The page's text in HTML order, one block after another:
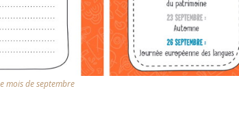
mois de septembre